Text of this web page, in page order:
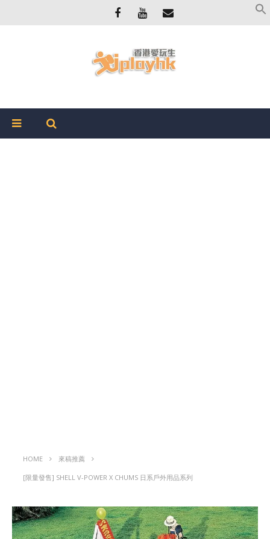
HOME 來稿推薦
[限量發售] SHELL V-POWER X CHUMS 日系戶外用品系列